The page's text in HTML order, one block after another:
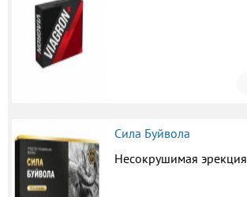
Сила Буйвола
Несокрушимая эрекция